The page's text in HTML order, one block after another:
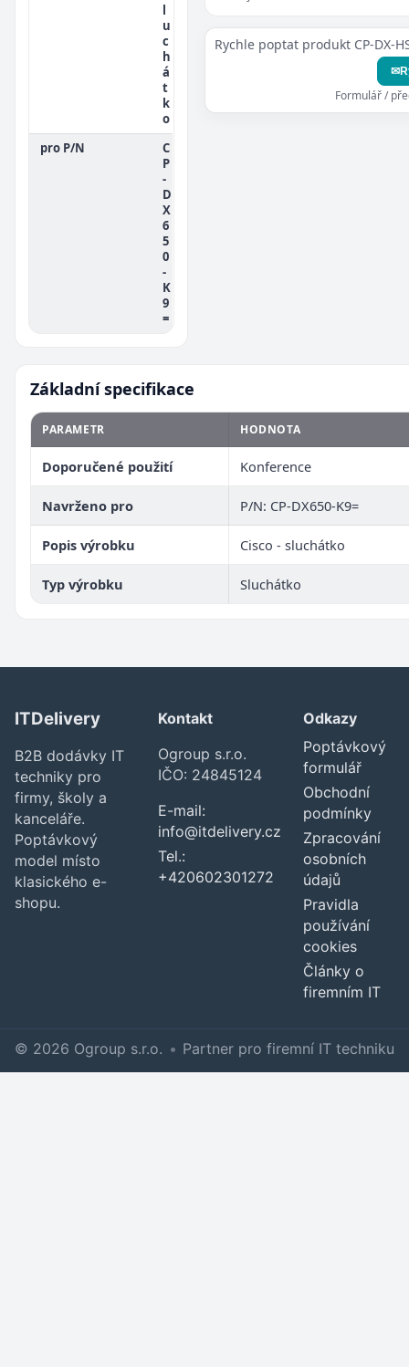
l
u
c
h
á
t
k
o
pro P/N
C
P
-
D
X
6
5
0
-
K
9
=
Rychle poptat produkt CP-DX-
✉
Formulář /
Základní specifikace
PARAMETR HODNOTA
Doporučené použití Konference
Navrženo pro P/N: CP-DX650-K9=
Popis výrobku Cisco - sluchátko
Typ výrobku Sluchátko
ITDelivery
B2B dodávky IT
techniky pro
firmy, školy a
kanceláře.
Poptávkový
model místo
klasického e-
shopu.
Kontakt
Ogroup s.r.o.
IČO: 24845124
E-mail:
info@itdelivery.cz
Tel.:
+420602301272
Odkazy
Poptávkový
formulář
Obchodní
podmínky
Zpracování
osobních
údajů
Pravidla
používání
cookies
Články o
firemním IT
© 2026 Ogroup s.r.o. • Partner pro firemní IT techniku